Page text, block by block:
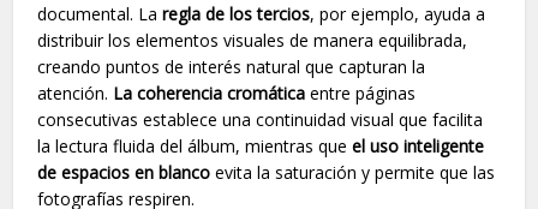
documental. Laregla de los tercios, por ejemplo, ayuda a
distribuir los elementos visuales de manera equilibrada,
creando puntos de interés natural que capturan la
atención. La coherencia cromática entre páginas
consecutivas establece una continuidad visual que facilita
la lectura fluida del álbum, mientras queel uso inteligente
de espacios en blanco evita la saturación y permite que las
fotografías respiren.